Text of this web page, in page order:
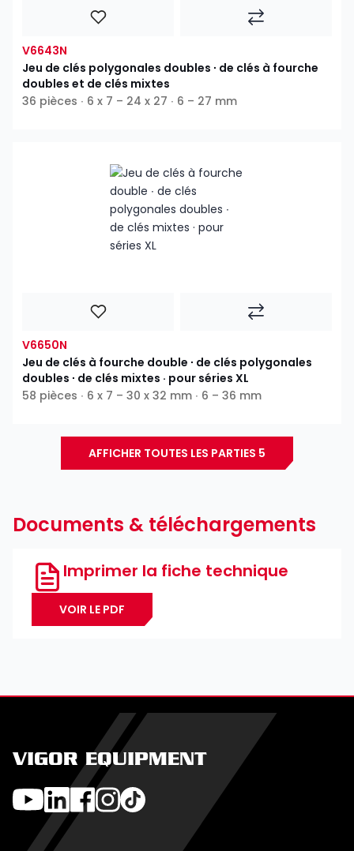
V6643N
Jeu de clés polygonales doubles ∙ de clés à fourche
doubles et de clés mixtes
36 pièces ∙ 6 x 7 – 24 x 27 ∙ 6 – 27 mm
V6650N
Jeu de clés à fourche double ∙ de clés polygonales
doubles ∙ de clés mixtes · pour séries XL
58 pièces ∙ 6 x 7 – 30 x 32 mm ∙ 6 – 36 mm
AFFICHER TOUTES LES PARTIES 5
Documents & téléchargements
Imprimer la fiche technique
VOIR LE PDF
VIGOR EQUIPMENT